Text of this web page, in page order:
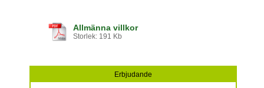
Allmänna villkor
Storlek: 191 Kb
Erbjudande